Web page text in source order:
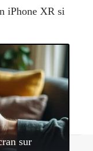
iPhone XR si
sur